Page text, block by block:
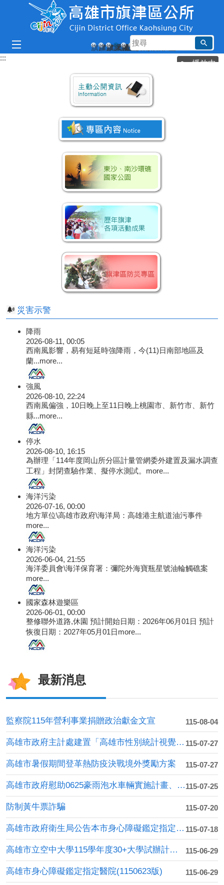
跳到主要內容區塊
搜
尋
播放中
旗津旗后燈塔
旗津天后宮
旗津輪渡站
旗津風車公園
旗津貝殼館
旗津彩虹教堂
:::
災害示警
降雨
2026-08-11, 00:05
西南風影響，易有短延時強降雨，今(11)日南部地區及
蘭...more...
強風
2026-08-10, 22:24
西南風偏強，10日晚上至11日晚上桃園市、新竹市、新竹
縣...more...
停水
2026-08-10, 16:15
為辦理「114年度岡山所分區計量管網委外建置及漏水調查
工程」封閉查驗作業、擬停水測試。 more...
海洋污染
2026-07-16, 00:00
地方單位\高雄市政府\海洋局：高雄港主航道油污事件
more...
海洋污染
2026-06-04, 21:55
海洋委員會\海洋保育署：彌陀外海寶瓶星號油輪觸礁案
more...
國家森林遊樂區
2026-06-01, 00:00
整修聯外道路,休園 預計開始日期：2026年06月01日 預計
恢復日期：2027年05月01日more...
最新消息
115-08-04
監察院115年營利事業捐贈政治獻金文宣
115-07-27
高雄市政府主計處建置「高雄市性別統計視覺化查詢平臺」
115-07-27
高雄市暑假期間登革熱防疫決戰境外獎勵方案
115-07-25
高雄市政府慰助0625豪雨泡水車輛實施計畫、申請書及附件....
115-07-20
防制黃牛票詐騙
115-07-18
高雄市政府衛生局公告本市身心障礙鑑定指定醫院。
115-06-29
高雄市立空中大學115學年度30+大學試辦計畫學分學程課....
115-06-29
高雄市身心障礙鑑定指定醫院(1150623版)